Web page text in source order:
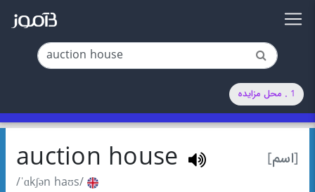
1 . محل مزایده
[اسم] auction house
/ˈɑkʃən haʊs/